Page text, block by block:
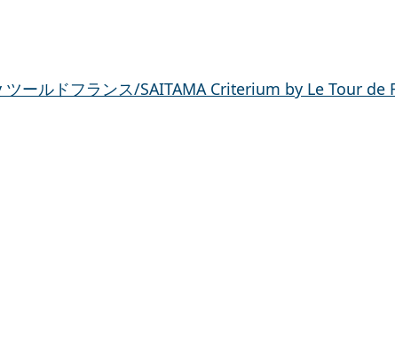
ツールドフランス/SAITAMA Criterium by Le Tour de